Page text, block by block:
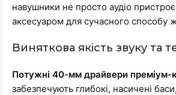
навушники не просто аудіо
аксесуаром для сучасного способу
Виняткова якість звуку та
Потужні 40-мм драйвери преміум-
забезпечують глибокі, насичені